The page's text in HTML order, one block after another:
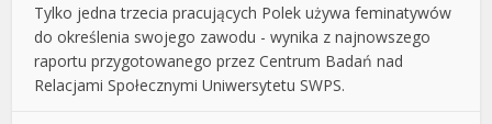
Tylko jedna trzecia pracujących Polek używa feminatywów
do określenia swojego zawodu - wynika z najnowszego
raportu przygotowanego przez Centrum Badań nad
Relacjami Społecznymi Uniwersytetu SWPS.